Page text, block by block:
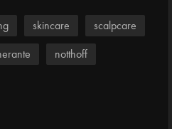
skincare scalpcare
notthoff